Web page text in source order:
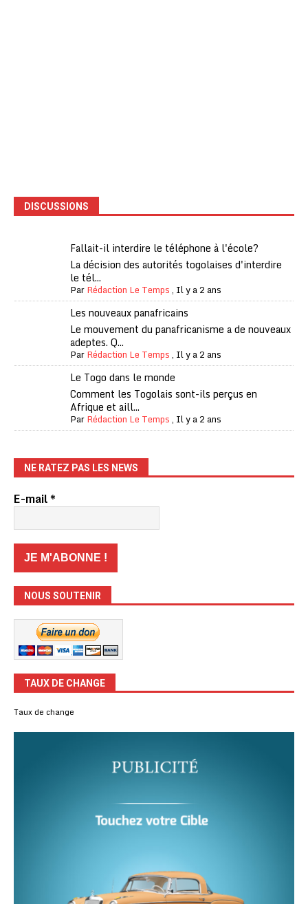
DISCUSSIONS
Fallait-il interdire le téléphone à l'école?
La décision des autorités togolaises d'interdire
le tél...
ParRédaction Le Temps, Il y a 2 ans
Les nouveaux panafricains
Le mouvement du panafricanisme a de nouveaux
adeptes. Q...
ParRédaction Le Temps, Il y a 2 ans
Le Togo dans le monde
Comment les Togolais sont-ils perçus en
Afrique et aill...
ParRédaction Le Temps, Il y a 2 ans
NE RATEZ PAS LES NEWS
E-mail*
NOUS SOUTENIR
TAUX DE CHANGE
Taux de change